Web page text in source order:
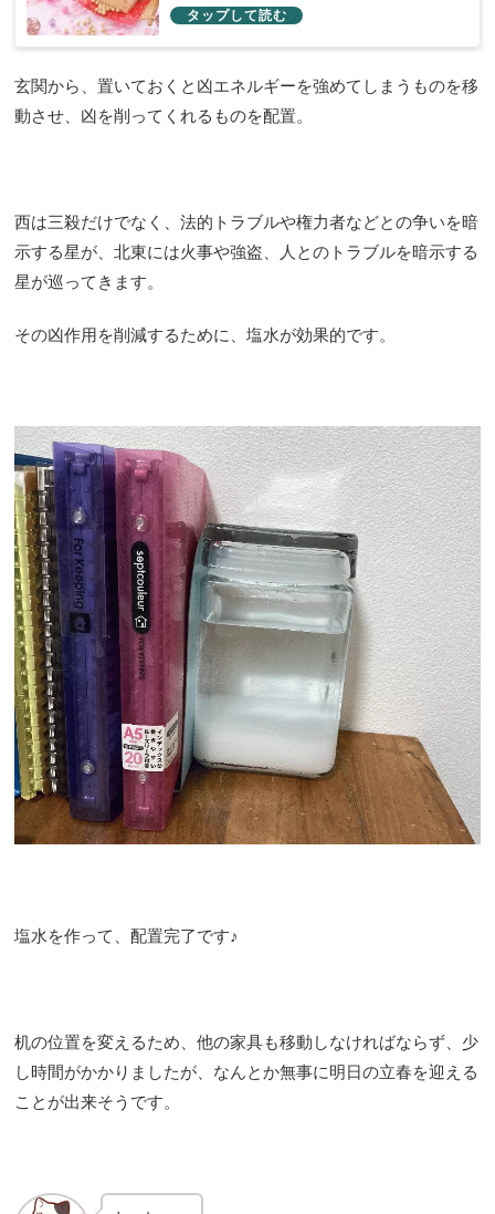
玄関から、置いておくと凶エネルギーを強めてしまうものを移
動させ、凶を削ってくれるものを配置。
西は三殺だけでなく、法的トラブルや権力者などとの争いを暗
示する星が、北東には火事や強盗、人とのトラブルを暗示する
星が巡ってきます。
その凶作用を削減するために、塩水が効果的です。
塩水を作って、配置完了です♪
机の位置を変えるため、他の家具も移動しなければならず、少
し時間がかかりましたが、なんとか無事に明日の立春を迎える
ことが出来そうです。